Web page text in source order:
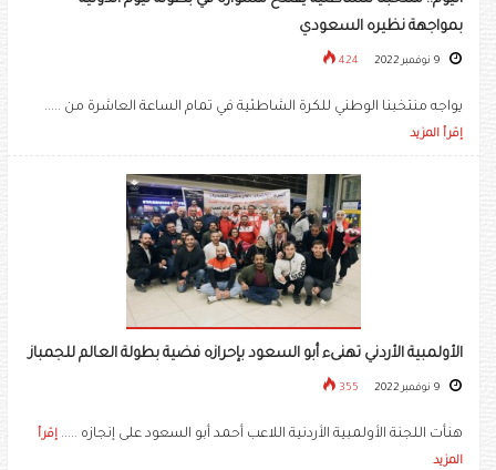
بمواجهة نظيره السعودي
424
يواجه منتخبنا الوطني للكرة الشاطئية في تمام الساعة العاشرة من .....
إقرأ المزيد
الأولمبية الأردني تهنىء أبو السعود بإحرازه فضية بطولة العالم للجمباز
355
هنأت اللجنة الأولمبية الأردنية اللاعب أحمد أبو السعود على إنجازه ..... إقرأ
المزيد